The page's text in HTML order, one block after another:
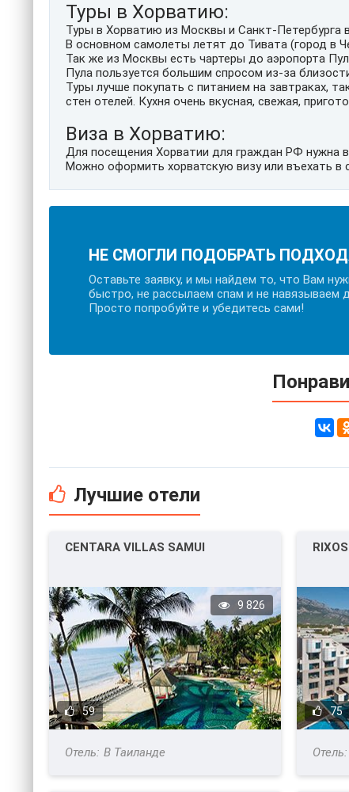
Туры в Хорватию:
Туры в Хорватию из Москвы и Санкт-Петербурга
В основном самолеты летят до Тивата (город в
Так же из Москвы есть чартеры до аэропорта
Пула пользуется большим спросом из-за
Туры лучше покупать с питанием на завтраках,
стен отелей. Кухня очень вкусная, свежая,
Виза в Хорватию:
Для посещения Хорватии для граждан РФ нужна
Можно оформить хорватскую визу или въехать
НЕ СМОГЛИ ПОДОБРАТЬ
Оставьте заявку, и мы найдем то, что Вам
быстро, не рассылаем спам и не навязываем
Просто попробуйте и убедитесь сами!
Лучшие отели
CENTARA VILLAS SAMUI
59
9 826
В Таиланде
75